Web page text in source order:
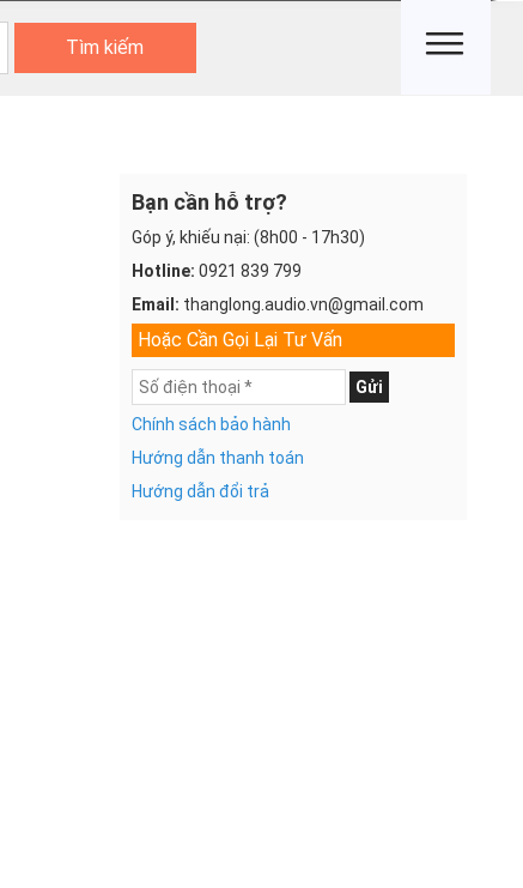
Tìm kiếm
Bạn cần hỗ trợ?
Góp ý, khiếu nại: (8h00 - 17h30)
Hotline: 0921 839 799
Email: thanglong.audio.vn@gmail.com
Hoặc Cần Gọi Lại Tư Vấn
Gửi
Chính sách bảo hành
Hướng dẫn thanh toán
Hướng dẫn đổi trả